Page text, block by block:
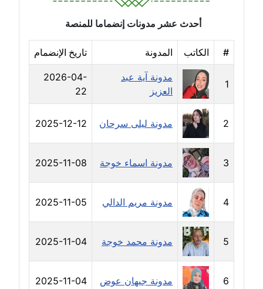
عاملة
مدونة رهام معلا
عاملة
مدونة ريهام الخميسي
عاملة
مدونة زينات مطاوع
عاملة
مدونة زينب ابو الفضل
عاملة
مدونة زينب حمدي
عاملة
أحدث عشر مدونات إنضماما للمنصة
# الكاتب المدونة تاريخ الإنضمام
1
مدونة آية عبد
العزيز
2026-04-
22
2 مدونة ليلى سرحان 2025-12-12
3 مدونة اسماء خوجة 2025-11-08
4 مدونة مريم الدالي 2025-11-05
5 مدونة محمد خوجة 2025-11-04
6 مدونة جيهان عوض 2025-11-04